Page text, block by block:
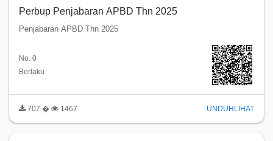
Perbup Penjabaran APBD Thn 2025
Penjabaran APBD Thn 2025
No. 0
Berlaku
707 � 1467 UNDUH LIHAT